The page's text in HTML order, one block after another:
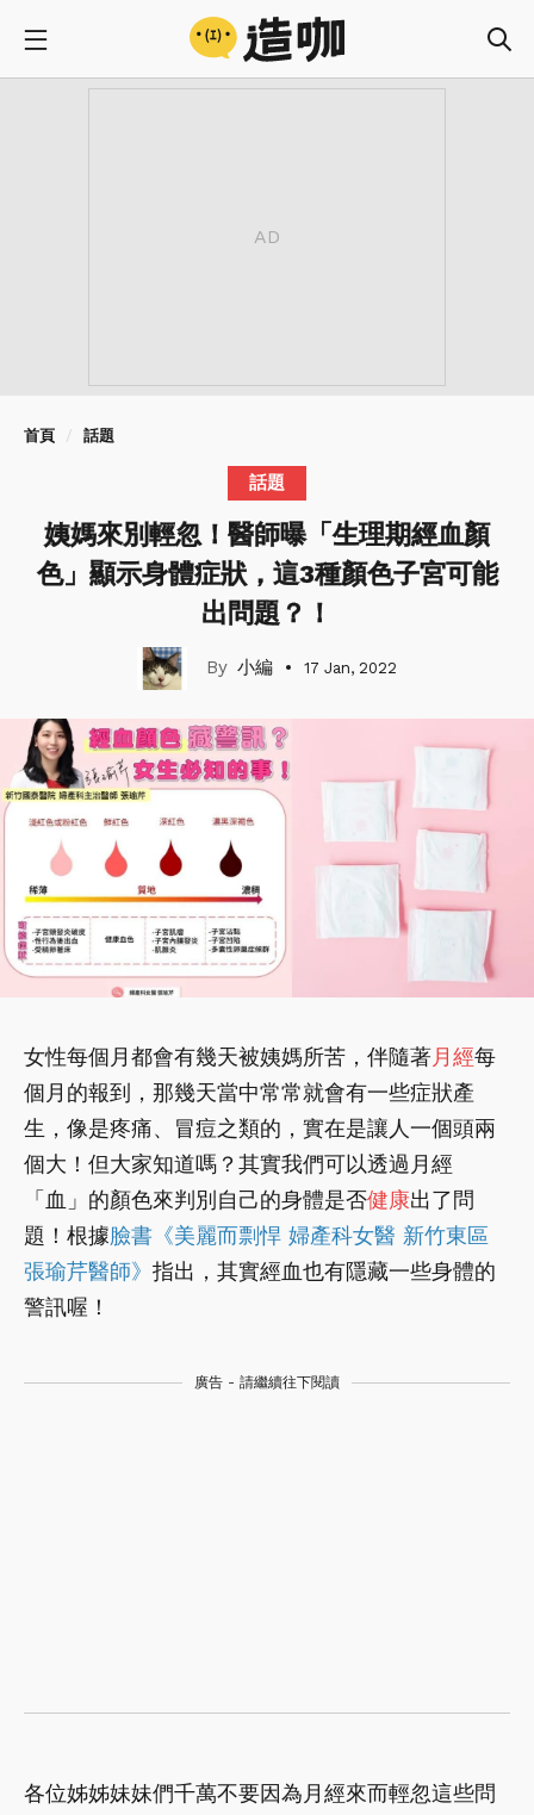
首頁 話題
話題
姨媽來別輕忽！醫師曝「生理期經血顏
色」顯示身體症狀，這3種顏色子宮可能
出問題？！
小編 17 Jan, 2022
女性每個月都會有幾天被姨媽所苦，伴隨著月經每
個月的報到，那幾天當中常常就會有一些症狀產
生，像是疼痛、冒痘之類的，實在是讓人一個頭兩
個大！但大家知道嗎？其實我們可以透過月經
「血」的顏色來判別自己的身體是否健康出了問
題！根據臉書《美麗而剽悍 婦產科女醫 新竹東區
張瑜芹醫師》 指出，其實經血也有隱藏一些身體的
警訊喔！
廣告 - 請繼續往下閱讀
各位姊姊妹妹們千萬不要因為月經來而輕忽這些問